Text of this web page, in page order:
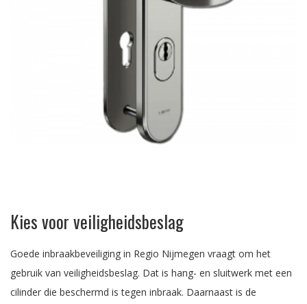
Kies voor veiligheidsbeslag
Goede inbraakbeveiliging in Regio Nijmegen vraagt om het
gebruik van veiligheidsbeslag. Dat is hang- en sluitwerk met een
cilinder die beschermd is tegen inbraak. Daarnaast is de